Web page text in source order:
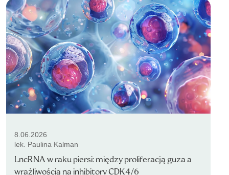
8.06.2026
lek. Paulina Kalman
LncRNA w raku piersi: między proliferacją guza a
wrażliwością na inhibitory CDK4/6